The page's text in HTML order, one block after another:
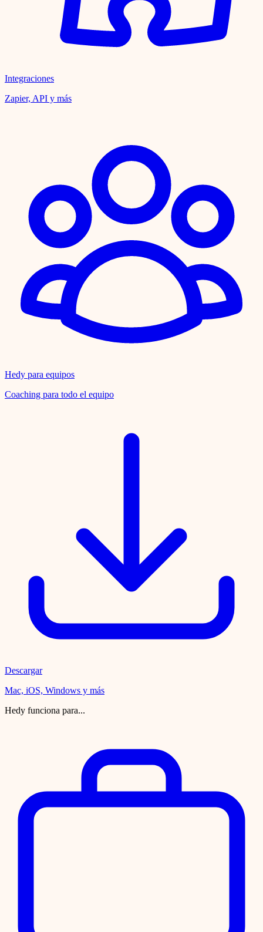
Integraciones
Zapier, API y más
Hedy para equipos
Coaching para todo el equipo
Descargar
Mac, iOS, Windows y más
Hedy funciona para...